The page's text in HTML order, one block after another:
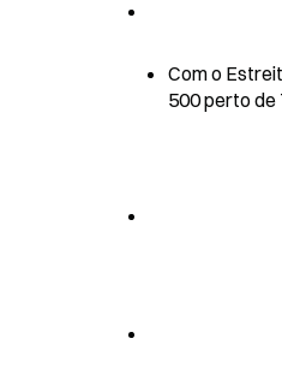
Com o
500 perto de